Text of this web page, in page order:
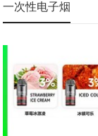
福狗FOOGO
一次性电子烟